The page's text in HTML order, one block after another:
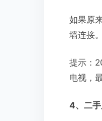
如果原
墙连接。
提示：
电视，
4、二